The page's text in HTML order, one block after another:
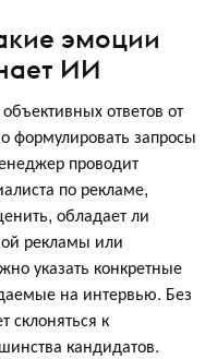
эмоции
ИИ
ответов от
формулировать запросы
проводит
по рекламе,
обладает ли
рекламы или
указать конкретные
на интервью. Без
склоняться к
кандидатов.